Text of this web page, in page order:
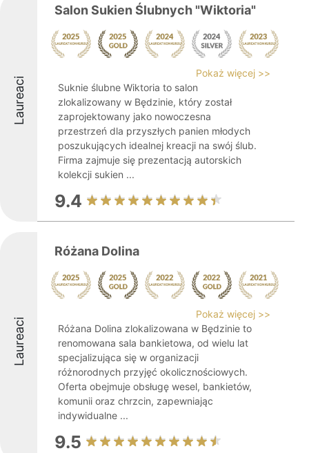
Laureaci
Salon Sukien Ślubnych "Wiktoria"
Pokaż więcej >>
Suknie ślubne Wiktoria to salon
zlokalizowany w Będzinie, który został
zaprojektowany jako nowoczesna
przestrzeń dla przyszłych panien młodych
poszukujących idealnej kreacji na swój ślub.
Firma zajmuje się prezentacją autorskich
kolekcji sukien ...
9.4
Laureaci
Różana Dolina
Pokaż więcej >>
Różana Dolina zlokalizowana w Będzinie to
renomowana sala bankietowa, od wielu lat
specjalizująca się w organizacji
różnorodnych przyjęć okolicznościowych.
Oferta obejmuje obsługę wesel, bankietów,
komunii oraz chrzcin, zapewniając
indywidualne ...
9.5